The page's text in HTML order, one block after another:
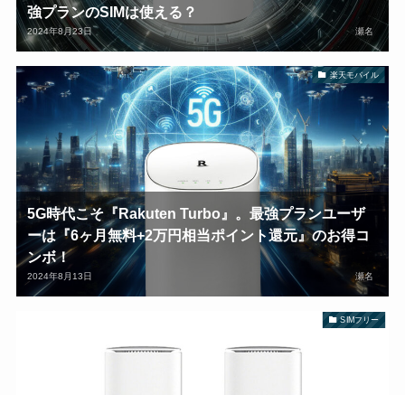
強プランのSIMは使える？
2024年8月23日 瀬名
楽天モバイル
5G時代こそ『Rakuten Turbo』。最強プランユーザ
ーは『6ヶ月無料+2万円相当ポイント還元』のお得コ
ンボ！
2024年8月13日 瀬名
SIMフリー